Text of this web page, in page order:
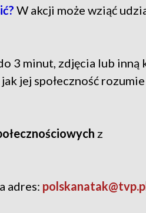
W akcji może wziąć
3 minut, zdjęcia lub inną
jej społeczność rozumie
z
adres: